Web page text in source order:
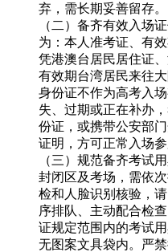
弃，需长期妥善留存。
（二）备齐有效入场
为：本人准考证、有
凭港澳台居民居住证
有效期台湾居民来往
身份证不作为高考入
失、过期或正在补办
份证，或携带公安部
证明，方可正常入场参
（三）规范备齐考试
封闭区及考场，需依
检和人脸识别核验，
序排队、主动配合检
证规定范围内的考试
无图案文具袋内。严